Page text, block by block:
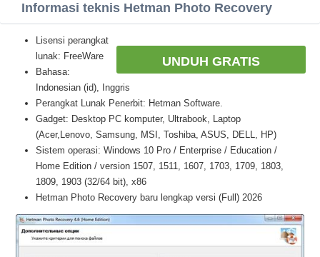
Informasi teknis Hetman Photo Recovery
UNDUH GRATIS
Lisensi perangkat
lunak: FreeWare
Bahasa:
Indonesian (id), Inggris
Perangkat Lunak Penerbit: Hetman Software.
Gadget: Desktop PC komputer, Ultrabook, Laptop
(Acer,Lenovo, Samsung, MSI, Toshiba, ASUS, DELL, HP)
Sistem operasi: Windows 10 Pro / Enterprise / Education /
Home Edition / version 1507, 1511, 1607, 1703, 1709, 1803,
1809, 1903 (32/64 bit), x86
Hetman Photo Recovery baru lengkap versi (Full) 2026